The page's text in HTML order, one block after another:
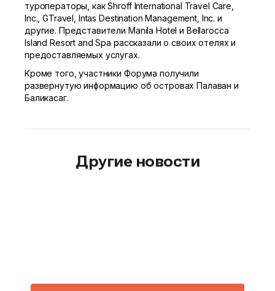
туроператоры, как Shroff International Travel Care,
Inc., GTravel, Intas Destination Management, Inc. и
другие. Представители Manila Hotel и Bellarocca
Island Resort and Spa рассказали о своих отелях и
предоставляемых услугах.
Кроме того, участники Форума получили
развернутую информацию об островах Палаван и
Баликасаг.
Другие новости